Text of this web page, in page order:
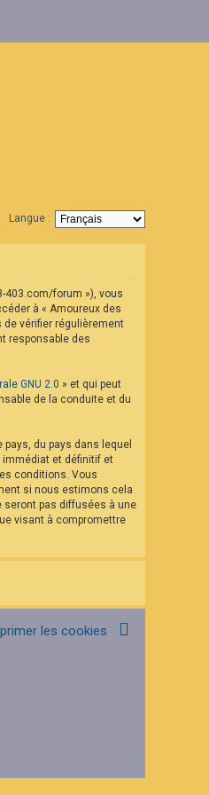
Langue :
403.com/forum »), vous
à « Amoureux des
de vérifier régulièrement
responsable des
GNU 2.0 » et qui peut
de la conduite et du
du pays dans lequel
immédiat et définitif et
conditions. Vous
si nous estimons cela
seront pas diffusées à une
visant à compromettre
les cookies